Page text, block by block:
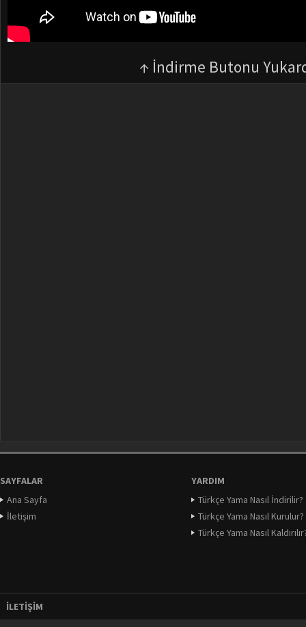
↑ İndirme Butonu
SAYFALAR
Ana Sayfa
İletişim
YARDIM
Türkçe Yama Nasıl İndirilir?
Türkçe Yama Nasıl Kurulur?
Türkçe Yama Nasıl
İLETIŞIM